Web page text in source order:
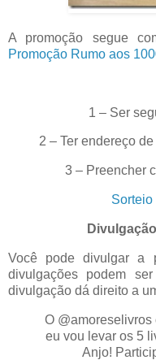
A promoção segue
Promoção Rumo aos
1 – Ser
2 – Ter endereço
3 – Preencher
Você pode divulgar a
divulgações podem
divulgação dá direito a
O
eu vou levar os 5
Anjo!